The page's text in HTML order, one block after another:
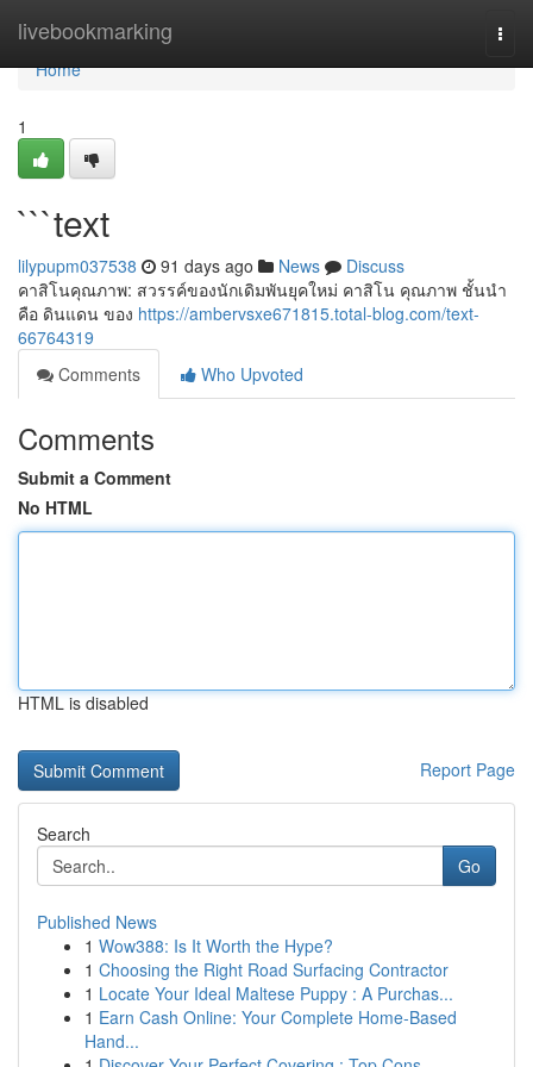
livebookmarking
Home
Home
1
```text
lilypupm037538 91 days ago News
Discuss
คาสิโนคุณภาพ: สวรรค์ของนักเดิมพันยุคใหม่ คาสิโน คุณภาพ ชั้นนำ
คือ ดินแดน ของ https://ambervsxe671815.total-blog.com/text-
66764319
Comments
Who Upvoted
Comments
Submit a Comment
No HTML
HTML is disabled
Report Page
Search
Go
Published News
1 Wow388: Is It Worth the Hype?
1 Choosing the Right Road Surfacing Contractor
1 Locate Your Ideal Maltese Puppy : A Purchas...
1 Earn Cash Online: Your Complete Home-Based
Hand...